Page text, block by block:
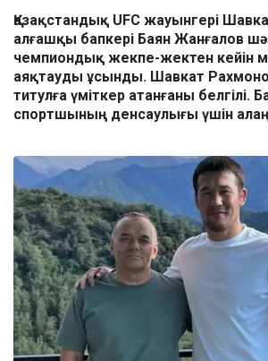
Қазақстандық UFC жауынгері
алғашқы бапкері Баян Жанғалов
чемпиондық жекпе-жектен кейін
аяқтауды ұсынды. Шавкат
титулға үміткер атанғаны белгілі.
спортшының денсаулығы үшін